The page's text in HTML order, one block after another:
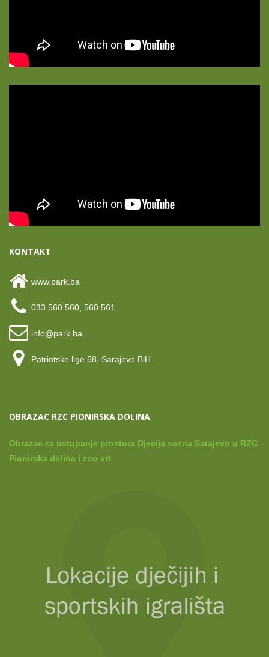
KONTAKT
www.park.ba
033 560 560, 560 561
info@park.ba
Patriotske lige 58, Sarajevo BiH
OBRAZAC RZC PIONIRSKA DOLINA
Obrazac za ustupanje prostora Djecija scena Sarajevo u RZC
Pionirska dolina i zoo vrt